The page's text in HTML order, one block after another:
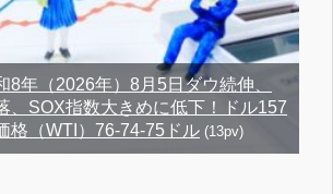
8年（2026年）8月5日ダウ続伸、
、SOX指数大きめに低下！ドル157
格（WTI）76-74-75ドル (13pv)